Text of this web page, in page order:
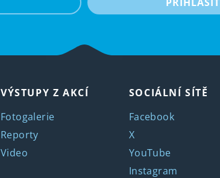
VÝSTUPY Z AKCÍ
Fotogalerie
Reporty
Video
SOCIÁLNÍ SÍTĚ
Facebook
X
YouTube
Instagram